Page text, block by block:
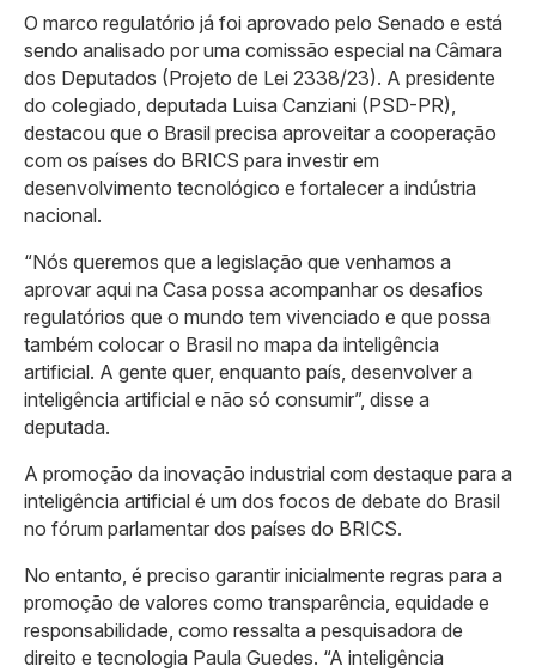
O marco regulatório já foi aprovado pelo Senado e está
sendo analisado por uma comissão especial na Câmara
dos Deputados (Projeto de Lei 2338/23). A presidente
do colegiado, deputada Luisa Canziani (PSD-PR),
destacou que o Brasil precisa aproveitar a cooperação
com os países do BRICS para investir em
desenvolvimento tecnológico e fortalecer a indústria
nacional.
“Nós queremos que a legislação que venhamos a
aprovar aqui na Casa possa acompanhar os desafios
regulatórios que o mundo tem vivenciado e que possa
também colocar o Brasil no mapa da inteligência
artificial. A gente quer, enquanto país, desenvolver a
inteligência artificial e não só consumir”, disse a
deputada.
A promoção da inovação industrial com destaque para a
inteligência artificial é um dos focos de debate do Brasil
no fórum parlamentar dos países do BRICS.
No entanto, é preciso garantir inicialmente regras para a
promoção de valores como transparência, equidade e
responsabilidade, como ressalta a pesquisadora de
direito e tecnologia Paula Guedes. “A inteligência